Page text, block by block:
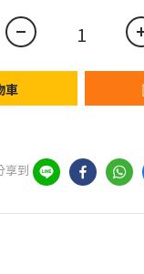
車
享到